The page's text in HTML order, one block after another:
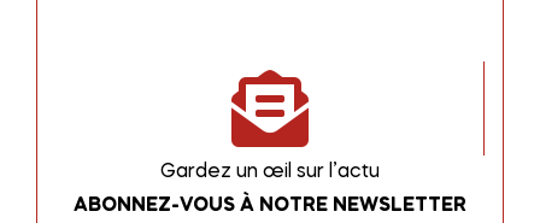
Gardez un œil sur l’actu
ABONNEZ-VOUS À NOTRE NEWSLETTER